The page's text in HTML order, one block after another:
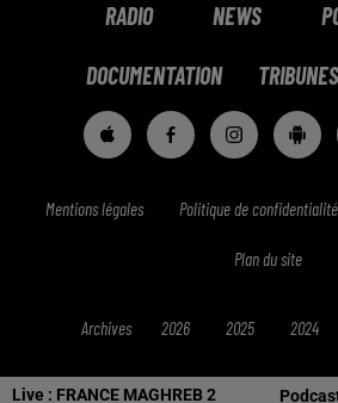
Live : FRANCE MAGHREB 2
RADIO NEWS
DOCUMENTATION TRIBUNES
Mentions légales Politique de confidentialité
Plan du site
Archives 2026 2025 2024